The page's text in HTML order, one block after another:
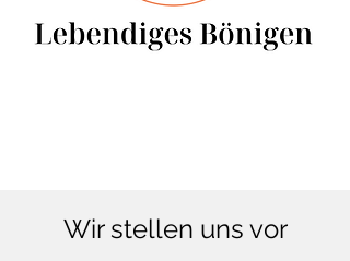
Wir stellen uns vor